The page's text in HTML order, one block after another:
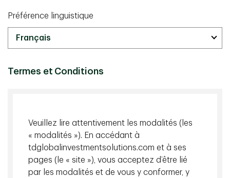
compte des produits de base
dans leur répartition des actifs
Préférence linguistique
Termes et Conditions
Veuillez lire attentivement les modalités (les
« modalités »). En accédant à
tdglobalinvestmentsolutions.com et à ses
pages (le « site »), vous acceptez d’être lié
par les modalités et de vous y conformer, y